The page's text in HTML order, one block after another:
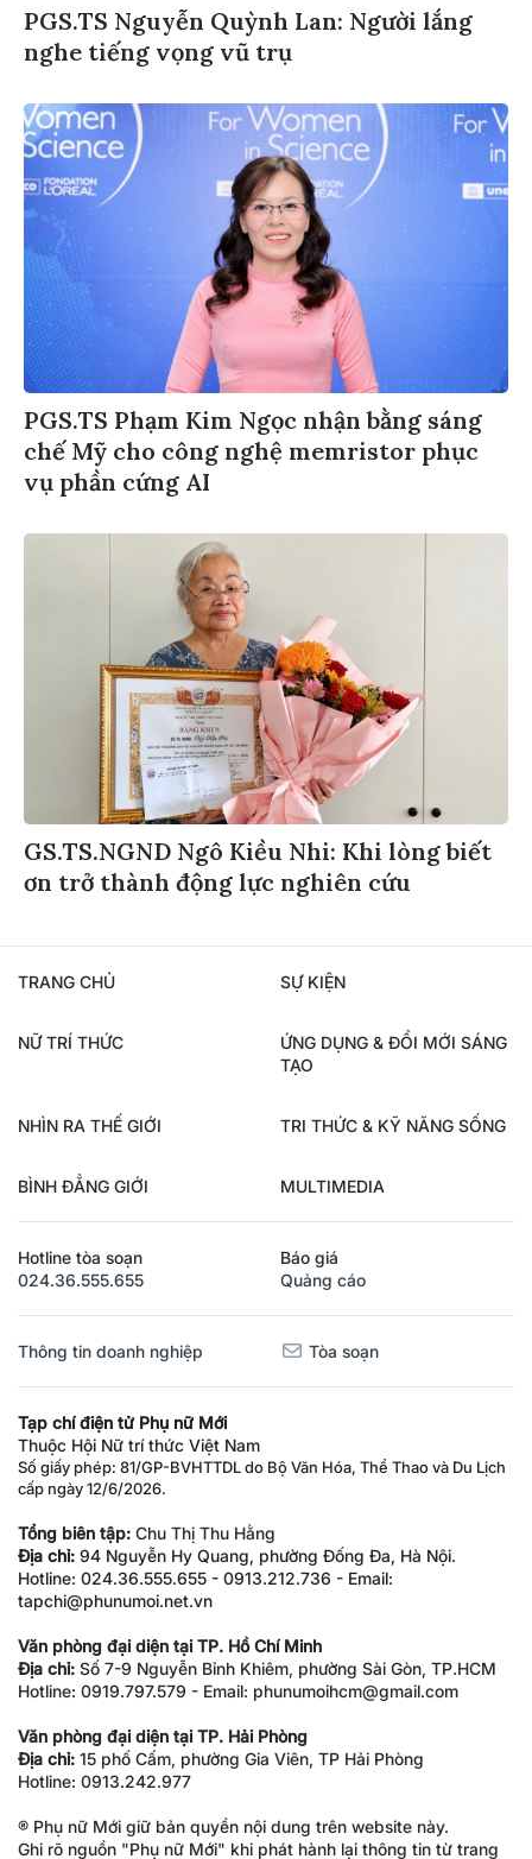
PGS.TS Nguyễn Quỳnh Lan: Người lắng
nghe tiếng vọng vũ trụ
PGS.TS Phạm Kim Ngọc nhận bằng sáng
chế Mỹ cho công nghệ memristor phục
vụ phần cứng AI
GS.TS.NGND Ngô Kiều Nhi: Khi lòng biết
ơn trở thành động lực nghiên cứu
TRANG CHỦ SỰ KIỆN
NỮ TRÍ THỨC
ỨNG DỤNG & ĐỔI MỚI SÁNG
TẠO
NHÌN RA THẾ GIỚI TRI THỨC & KỸ NĂNG SỐNG
BÌNH ĐẲNG GIỚI MULTIMEDIA
Hotline tòa soạn
024.36.555.655
Báo giá
Quảng cáo
Thông tin doanh nghiệp Tòa soạn
Tạp chí điện tử Phụ nữ Mới
Thuộc Hội Nữ trí thức Việt Nam
Số giấy phép: 81/GP-BVHTTDL do Bộ Văn Hóa, Thể Thao và Du Lịch
cấp ngày 12/6/2026.
Tổng biên tập: Chu Thị Thu Hằng
Địa chỉ: 94 Nguyễn Hy Quang, phường Đống Đa, Hà Nội.
Hotline: 024.36.555.655 - 0913.212.736 - Email:
tapchi@phunumoi.net.vn
Văn phòng đại diện tại TP. Hồ Chí Minh
Địa chỉ: Số 7-9 Nguyễn Bỉnh Khiêm, phường Sài Gòn, TP.HCM
Hotline: 0919.797.579 - Email: phunumoihcm@gmail.com
Văn phòng đại diện tại TP. Hải Phòng
Địa chỉ: 15 phố Cấm, phường Gia Viên, TP Hải Phòng
Hotline: 0913.242.977
® Phụ nữ Mới giữ bản quyền nội dung trên website này.
Ghi rõ nguồn "Phụ nữ Mới" khi phát hành lại thông tin từ trang